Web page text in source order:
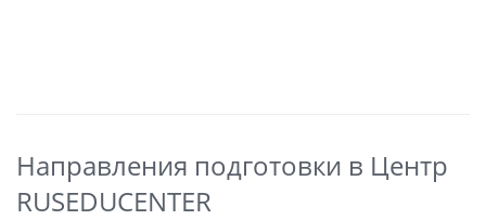
Направления подготовки в Центр
RUSEDUCENTER